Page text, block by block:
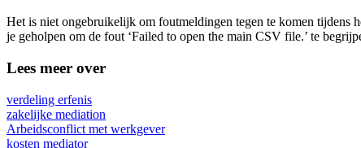
Het is niet ongebruikelijk om foutmeldingen tegen te komen tijdens
je geholpen om de fout ‘Failed to open the main CSV file.’ te
Lees meer over
verdeling erfenis
zakelijke mediation
Arbeidsconflict met werkgever
kosten mediator